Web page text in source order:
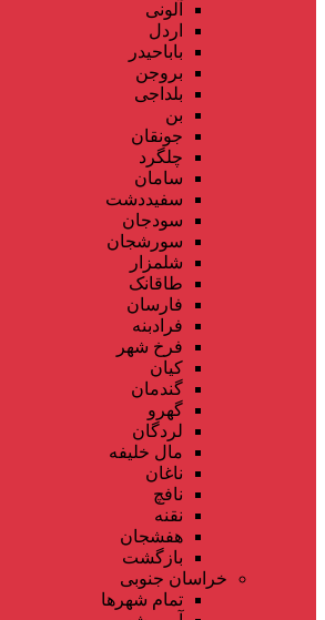
آلونی
اردل
باباحیدر
بروجن
بلداجی
بن
جونقان
چلگرد
سامان
سفیددشت
سودجان
سورشجان
شلمزار
طاقانک
فارسان
فرادبنه
فرخ شهر
کیان
گندمان
گهرو
لردگان
مال خلیفه
ناغان
نافچ
نقنه
هفشجان
بازگشت
خراسان جنوبی
تمام شهر‌ها